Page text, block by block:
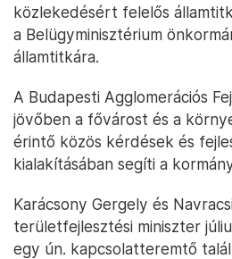
közlekedésért felelős
a Belügyminisztérium
államtitkára.
A Budapesti Agglomerációs
jövőben a fővárost és a
érintő közös kérdések és
kialakításában segíti a
Karácsony Gergely és
területfejlesztési miniszter
egy ún. kapcsolatteremtő